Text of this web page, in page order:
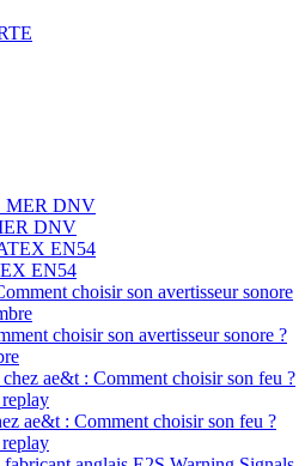
DNV
EN54
choisir son avertisseur sonore ?
ae&t : Comment choisir son feu ?